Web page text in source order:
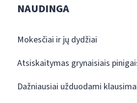
NAUDINGA
Mokesčiai ir jų dydžiai
Atsiskaitymas grynaisiais
Dažniausiai užduodami